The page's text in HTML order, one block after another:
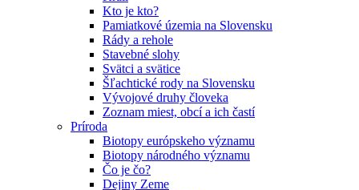
Kto je kto?
Pamiatkové územia na Slovensku
Rády a rehole
Stavebné slohy
Svätci a svätice
Šľachtické rody na Slovensku
Vývojové druhy človeka
Zoznam miest, obcí a ich častí
Príroda
Biotopy európskeho významu
Biotopy národného významu
Čo je čo?
Dejiny Zeme